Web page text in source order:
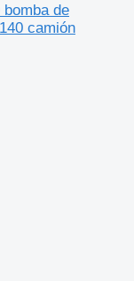
bomba de
camión